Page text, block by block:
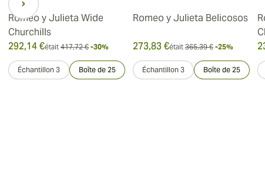
Romeo y Julieta Wide
Churchills
292,14 €était 417,72 € -30%
Échantillon 3 Boîte de 25
Romeo y Julieta Belicosos
273,83 €était 365,39 € -25%
Échantillon 3 Boîte de 25